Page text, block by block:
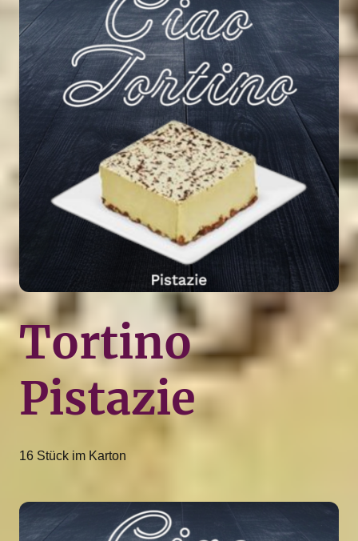
Tortino
Pistazie
16 Stück im Karton